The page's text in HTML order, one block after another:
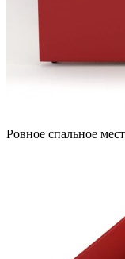
Ровное спальное